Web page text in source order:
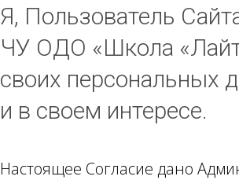
Я, Пользователь
ЧУ ОДО «Школа
своих персональных
и в своем интересе.
Настоящее Согласие дано